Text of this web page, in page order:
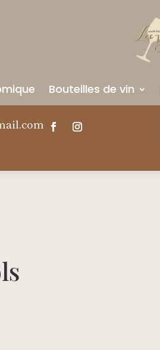
Bouteilles de vin